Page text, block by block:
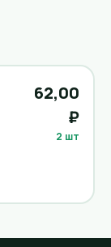
62,00
₽
2 шт